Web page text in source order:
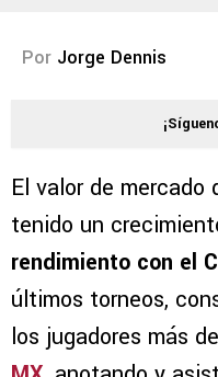
Por Jorge Dennis
El valor de mercado
tenido un
rendimiento con el
últimos torneos,
los jugadores más